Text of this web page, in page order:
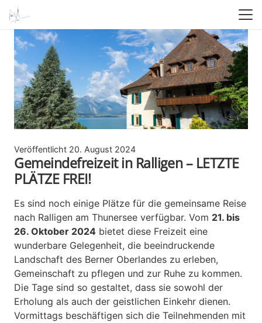
Veröffentlicht 20. August 2024
Gemeindefreizeit in Ralligen – LETZTE
PLÄTZE FREI!
Es sind noch einige Plätze für die gemeinsame Reise
nach Ralligen am Thunersee verfügbar. Vom 21. bis
26. Oktober 2024 bietet diese Freizeit eine
wunderbare Gelegenheit, die beeindruckende
Landschaft des Berner Oberlandes zu erleben,
Gemeinschaft zu pflegen und zur Ruhe zu kommen.
Die Tage sind so gestaltet, dass sie sowohl der
Erholung als auch der geistlichen Einkehr dienen.
Vormittags beschäftigen sich die Teilnehmenden mit